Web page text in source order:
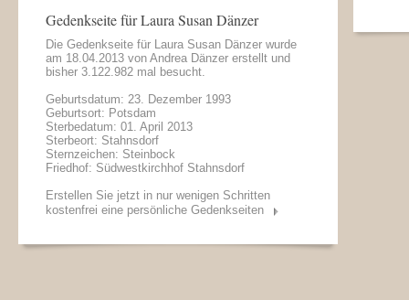
Gedenkseite für Laura Susan Dänzer
Die Gedenkseite für Laura Susan Dänzer wurde
am 18.04.2013 von Andrea Dänzer erstellt und
bisher 3.122.982 mal besucht.
Geburtsdatum: 23. Dezember 1993
Geburtsort: Potsdam
Sterbedatum: 01. April 2013
Sterbeort: Stahnsdorf
Sternzeichen: Steinbock
Friedhof: Südwestkirchhof Stahnsdorf
Erstellen Sie jetzt in nur wenigen Schritten
kostenfrei eine persönliche Gedenkseiten